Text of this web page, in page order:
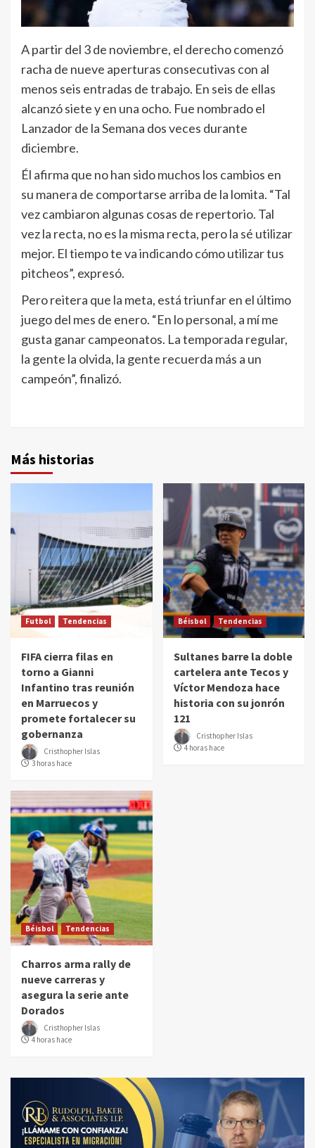
A partir del 3 de noviembre, el derecho comenzó
racha de nueve aperturas consecutivas con al
menos seis entradas de trabajo. En seis de ellas
alcanzó siete y en una ocho. Fue nombrado el
Lanzador de la Semana dos veces durante
diciembre.
Él afirma que no han sido muchos los cambios en
su manera de comportarse arriba de la lomita. “Tal
vez cambiaron algunas cosas de repertorio. Tal
vez la recta, no es la misma recta, pero la sé utilizar
mejor. El tiempo te va indicando cómo utilizar tus
pitcheos”, expresó.
Pero reitera que la meta, está triunfar en el último
juego del mes de enero. “En lo personal, a mí me
gusta ganar campeonatos. La temporada regular,
la gente la olvida, la gente recuerda más a un
campeón”, finalizó.
Más historias
Futbol Tendencias
FIFA cierra filas en
torno a Gianni
Infantino tras reunión
en Marruecos y
promete fortalecer su
gobernanza
Cristhopher Islas
3 horas hace
Béisbol Tendencias
Sultanes barre la doble
cartelera ante Tecos y
Víctor Mendoza hace
historia con su jonrón
121
Cristhopher Islas
4 horas hace
Béisbol Tendencias
Charros arma rally de
nueve carreras y
asegura la serie ante
Dorados
Cristhopher Islas
4 horas hace